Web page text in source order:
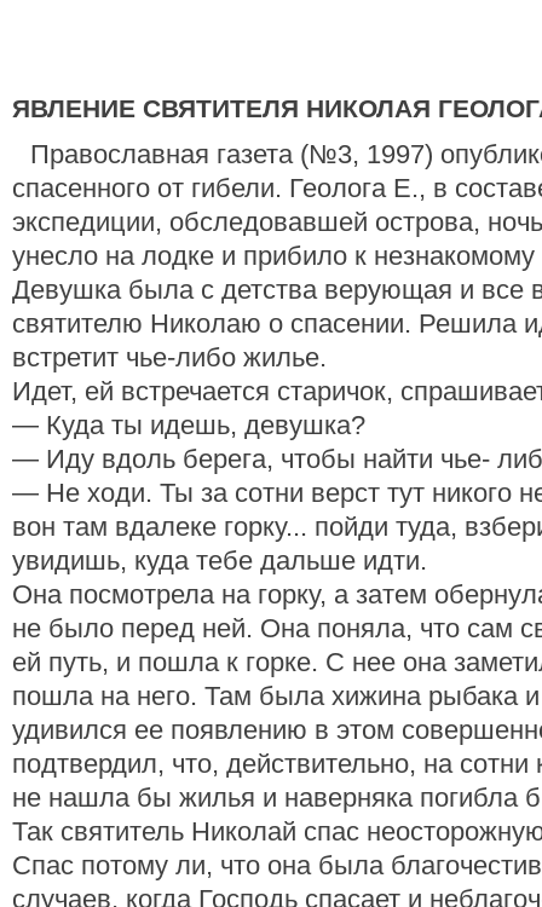
ЯВЛЕНИЕ СВЯТИТЕЛЯ НИКОЛАЯ
Православная газета (№3, 1997)
спасенного от гибели. Геолога Е., в
экспедиции, обследовавшей острова,
унесло на лодке и прибило к незнакомому
Девушка была с детства верующая и все
святителю Николаю о спасении. Решила
встретит чье-либо жилье.
Идет, ей встречается старичок,
— Куда ты идешь, девушка?
— Иду вдоль берега, чтобы найти чье-
— Не ходи. Ты за сотни верст тут никого
вон там вдалеке горку... пойди туда,
увидишь, куда тебе дальше идти.
Она посмотрела на горку, а затем
не было перед ней. Она поняла, что сам
ей путь, и пошла к горке. С нее она
пошла на него. Там была хижина рыбака
удивился ее появлению в этом
подтвердил, что, действительно, на
не нашла бы жилья и наверняка погибла
Так святитель Николай спас
Спас потому ли, что она была
случаев, когда Господь спасает и